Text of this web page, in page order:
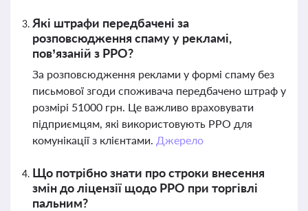
Які штрафи передбачені за
розповсюдження спаму у рекламі,
пов’язаній з РРО?
За розповсюдження реклами у формі спаму без
письмової згоди споживача передбачено штраф у
розмірі 51000 грн. Це важливо враховувати
підприємцям, які використовують РРО для
комунікації з клієнтами. Джерело
Що потрібно знати про строки внесення
змін до ліцензії щодо РРО при торгівлі
пальним?